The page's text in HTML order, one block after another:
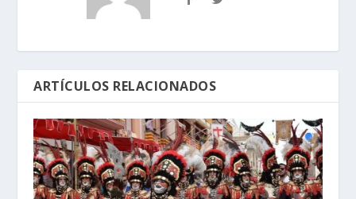
ARTÍCULOS RELACIONADOS